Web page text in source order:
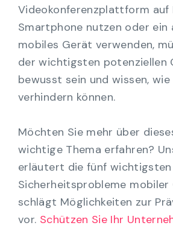
Videokonferenzplattform auf
Smartphone nutzen oder ein
mobiles Gerät verwenden,
der wichtigsten potenziellen
bewusst sein und wissen, wie
verhindern können.
Möchten Sie mehr über
wichtige Thema erfahren?
erläutert die fünf wichtigsten
Sicherheitsprobleme mobiler
schlägt Möglichkeiten zur
vor. Schützen Sie Ihr